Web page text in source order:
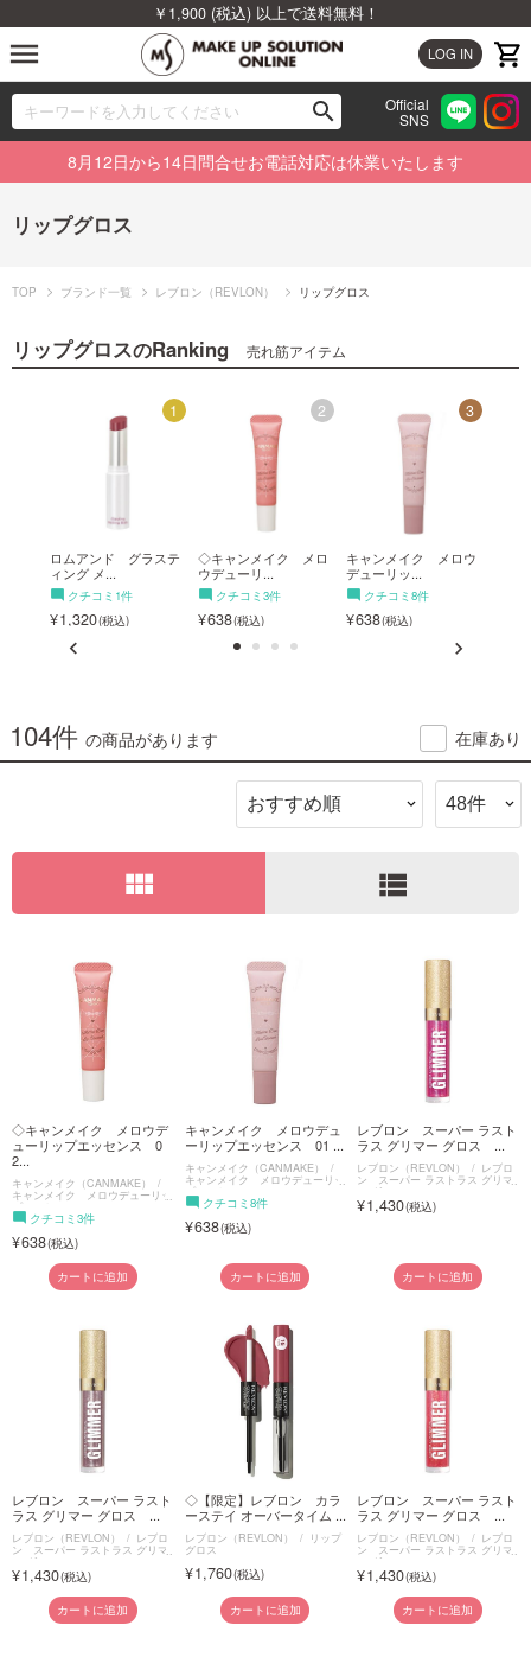
￥1,900 (税込) 以上で送料無料！
LOG IN
menu
search
00
Official
SNS
ブランドから探す
カテゴリから探す
特集から探す
ビューティジャーナルから探す
ご利用ガイド
お問い合わせ
8月12日から14日問合せお電話対応は休業いたします
リップグロス
TOP ブランド一覧 レブロン（REVLON） リップグロス
リップグロスのRanking 売れ筋アイテム
1
ロムアンド グラステ
ィング メ...
クチコミ1件
1,320
2
◇キャンメイク メロ
ウデューリ...
クチコミ3件
638
3
キャンメイク メロウ
デューリッ...
クチコミ8件
638
104件 の商品があります 在庫あり
view_module view_list
◇キャンメイク メロウデ
ューリップエッセンス 0
2...
キャンメイク（CANMAKE）
キャンメイク メロウデューリッ
プエッセンス
クチコミ3件
638
カートに追加
キャンメイク メロウデュ
ーリップエッセンス 01 ...
キャンメイク（CANMAKE）
キャンメイク メロウデューリッ
プエッセンス
クチコミ8件
638
カートに追加
レブロン スーパー ラスト
ラス グリマー グロス ...
レブロン（REVLON） レブロ
ン スーパー ラストラス グリマ
ー グロス
1,430
カートに追加
レブロン スーパー ラスト
ラス グリマー グロス ...
レブロン（REVLON） レブロ
ン スーパー ラストラス グリマ
ー グロス
1,430
カートに追加
◇【限定】レブロン カラ
ーステイ オーバータイム ...
レブロン（REVLON） リップ
グロス
1,760
カートに追加
レブロン スーパー ラスト
ラス グリマー グロス ...
レブロン（REVLON） レブロ
ン スーパー ラストラス グリマ
ー グロス
1,430
カートに追加